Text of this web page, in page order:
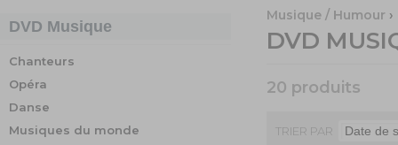
DVD Musique
Chanteurs
Opéra
Danse
Musiques du monde
Musique / Humour ›
DVD
20 produits
TRIER PAR